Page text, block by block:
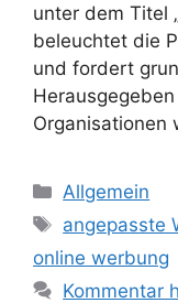
unter dem Titel
beleuchtet die
und fordert
Organisationen
Kategorien
Allgemein
angepasste
online werbung
Kommentar